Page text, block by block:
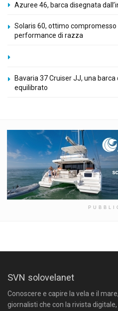
Azuree 46, barca disegnata
Solaris 60, ottimo
performance di razza
Bavaria 37 Cruiser JJ, una
equilibrato
SVN solovelanet
Conoscere e capire la vela e il
giornalisti che con la rivista